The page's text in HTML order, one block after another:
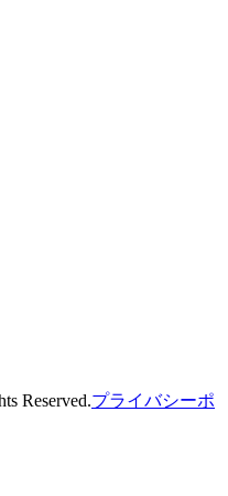
Reserved.プライバシーポ